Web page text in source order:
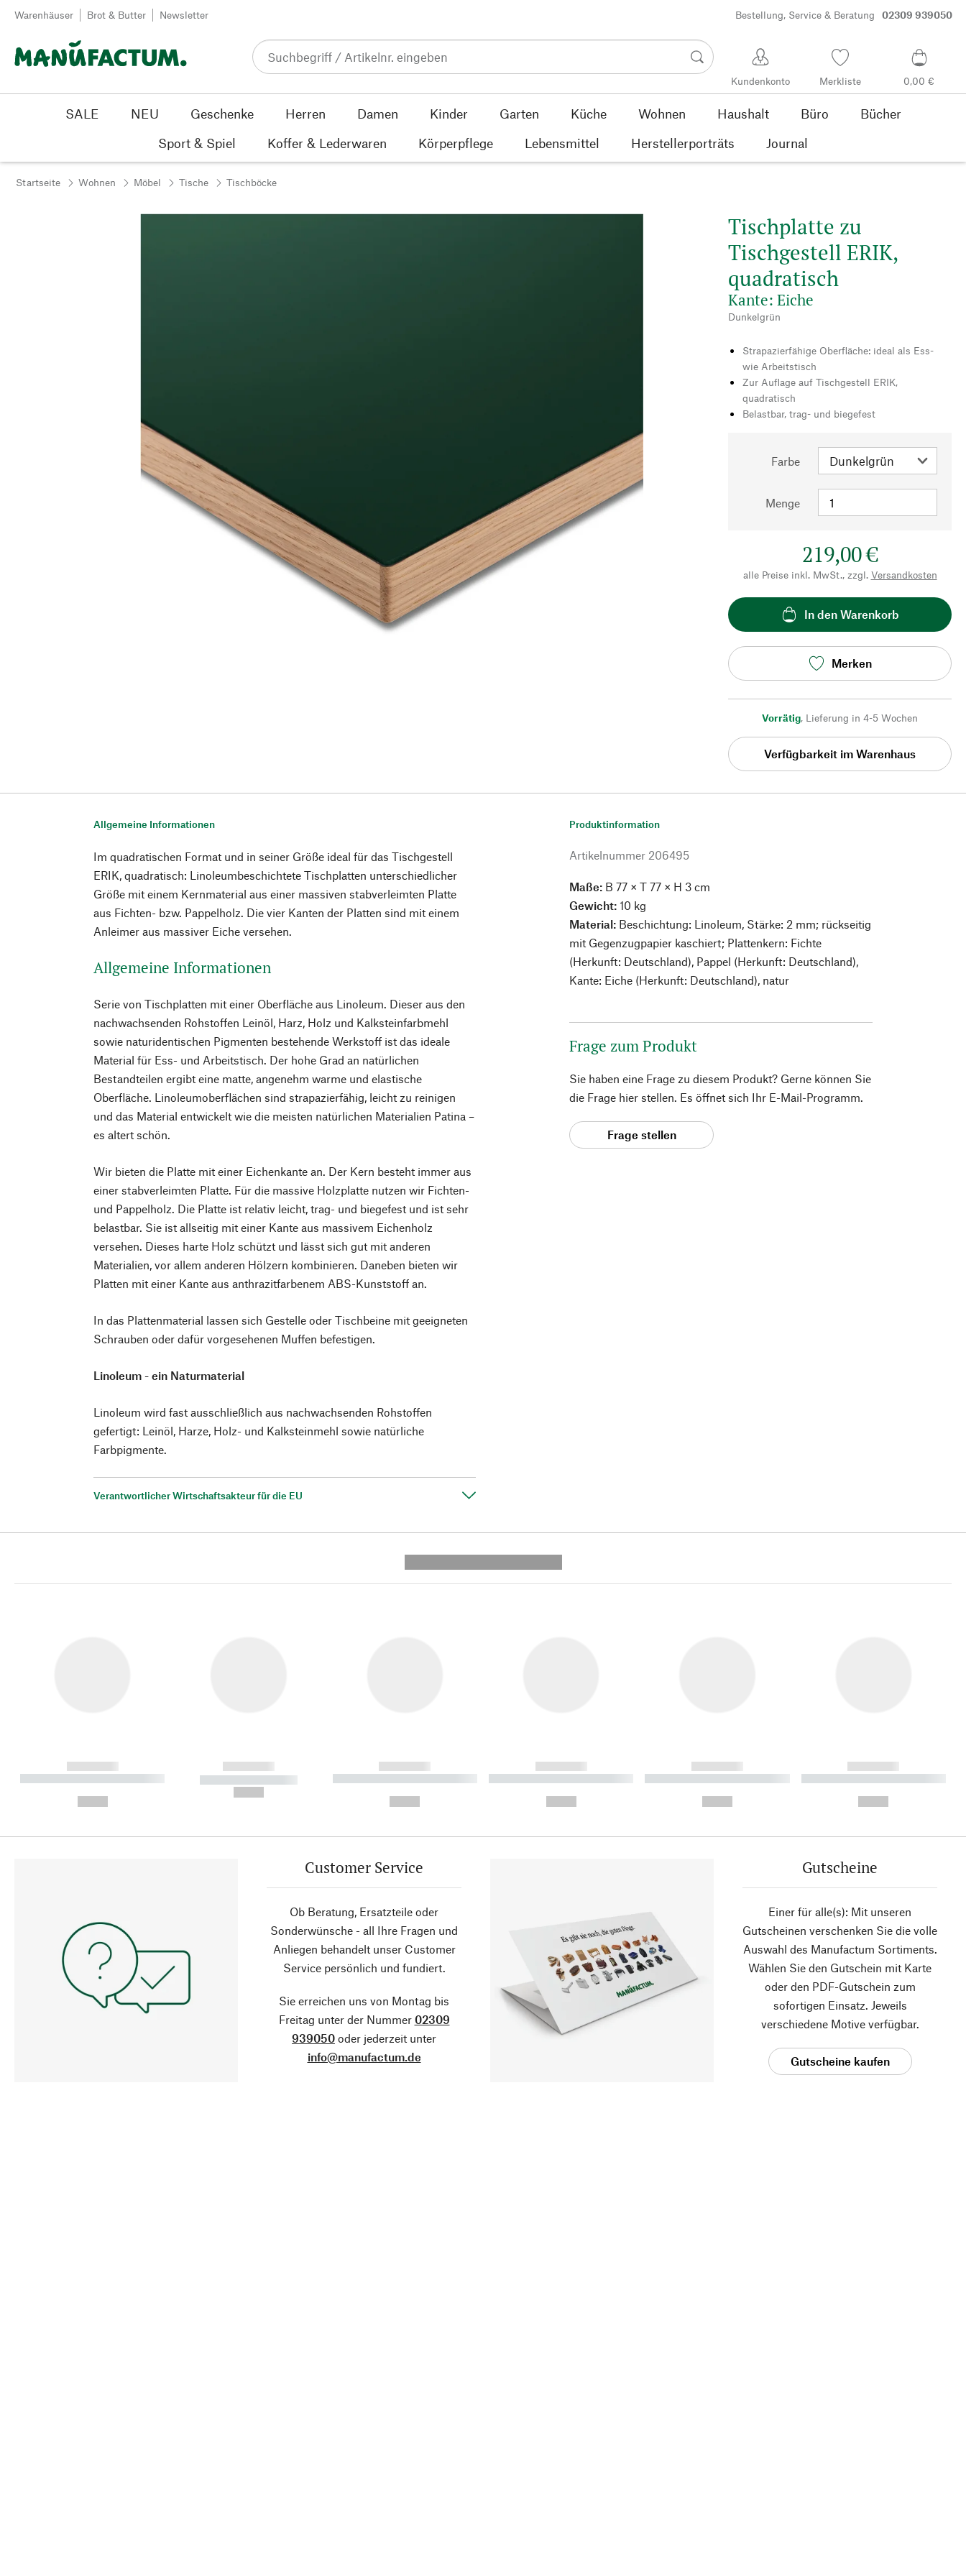
Zum Inhalt springen
Warenhäuser Brot & Butter Newsletter Bestellung, Service & Beratung 02309 939050
Kundenkonto Merkliste 0,00 €
SALE NEU Geschenke Herren Damen Kinder Garten Küche Wohnen Haushalt Büro
Bücher
Sport & Spiel
Koffer & Lederwaren Körperpflege Lebensmittel Herstellerporträts Journal
Startseite Wohnen Möbel Tische Tischböcke
Tischplatte zu
Tischgestell ERIK,
quadratisch
Kante: Eiche
Dunkelgrün
Strapazierfähige Oberfläche: ideal als Ess-
wie Arbeitstisch
Zur Auflage auf Tischgestell ERIK,
quadratisch
Belastbar, trag- und biegefest
Farbe
Menge
219,00 €
alle Preise inkl. MwSt., zzgl. Versandkosten
In den Warenkorb
Merken
Vorrätig, Lieferung in 4-5 Wochen
Verfügbarkeit im Warenhaus
Allgemeine Informationen
Im quadratischen Format und in seiner Größe ideal für das Tischgestell
ERIK, quadratisch: Linoleumbeschichtete Tischplatten unterschiedlicher
Größe mit einem Kernmaterial aus einer massiven stabverleimten Platte
aus Fichten- bzw. Pappelholz. Die vier Kanten der Platten sind mit einem
Anleimer aus massiver Eiche versehen.
Allgemeine Informationen
Serie von Tischplatten mit einer Oberfläche aus Linoleum. Dieser aus den
nachwachsenden Rohstoffen Leinöl, Harz, Holz und Kalksteinfarbmehl
sowie naturidentischen Pigmenten bestehende Werkstoff ist das ideale
Material für Ess- und Arbeitstisch. Der hohe Grad an natürlichen
Bestandteilen ergibt eine matte, angenehm warme und elastische
Oberfläche. Linoleumoberflächen sind strapazierfähig, leicht zu reinigen
und das Material entwickelt wie die meisten natürlichen Materialien Patina –
es altert schön.
Wir bieten die Platte mit einer Eichenkante an. Der Kern besteht immer aus
einer stabverleimten Platte. Für die massive Holzplatte nutzen wir Fichten-
und Pappelholz. Die Platte ist relativ leicht, trag- und biegefest und ist sehr
belastbar. Sie ist allseitig mit einer Kante aus massivem Eichenholz
versehen. Dieses harte Holz schützt und lässt sich gut mit anderen
Materialien, vor allem anderen Hölzern kombinieren. Daneben bieten wir
Platten mit einer Kante aus anthrazitfarbenem ABS-Kunststoff an.
In das Plattenmaterial lassen sich Gestelle oder Tischbeine mit geeigneten
Schrauben oder dafür vorgesehenen Muffen befestigen.
Linoleum - ein Naturmaterial
Linoleum wird fast ausschließlich aus nachwachsenden Rohstoffen
gefertigt: Leinöl, Harze, Holz- und Kalksteinmehl sowie natürliche
Farbpigmente.
Verantwortlicher Wirtschaftsakteur für die EU
Produktinformation
Artikelnummer 206495
Maße: B 77 × T 77 × H 3 cm
Gewicht: 10 kg
Material: Beschichtung: Linoleum, Stärke: 2 mm; rückseitig
mit Gegenzugpapier kaschiert; Plattenkern: Fichte
(Herkunft: Deutschland), Pappel (Herkunft: Deutschland),
Kante: Eiche (Herkunft: Deutschland), natur
Frage zum Produkt
Sie haben eine Frage zu diesem Produkt? Gerne können Sie
die Frage hier stellen. Es öffnet sich Ihr E-Mail-Programm.
Frage stellen
------------
----------- ----------- ----------
------------
----------- -----------
------------
----------- ----------- ----------
------------
----------- ----------- ----------
------------
----------- ----------- ----------
------------
----------- ----------- ----------
Customer Service
Ob Beratung, Ersatzteile oder
Sonderwünsche - all Ihre Fragen und
Anliegen behandelt unser Customer
Service persönlich und fundiert.
Sie erreichen uns von Montag bis
Freitag unter der Nummer 02309
939050 oder jederzeit unter
info@manufactum.de
Gutscheine
Einer für alle(s): Mit unseren
Gutscheinen verschenken Sie die volle
Auswahl des Manufactum Sortiments.
Wählen Sie den Gutschein mit Karte
oder den PDF-Gutschein zum
sofortigen Einsatz. Jeweils
verschiedene Motive verfügbar.
Gutscheine kaufen